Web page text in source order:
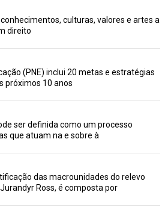
culturas, valores e artes a
direito
(PNE) inclui 20 metas e estratégias
próximos 10 anos
ser definida como um processo
que atuam na e sobre à
das macrounidades do relevo
Ross, é composta por